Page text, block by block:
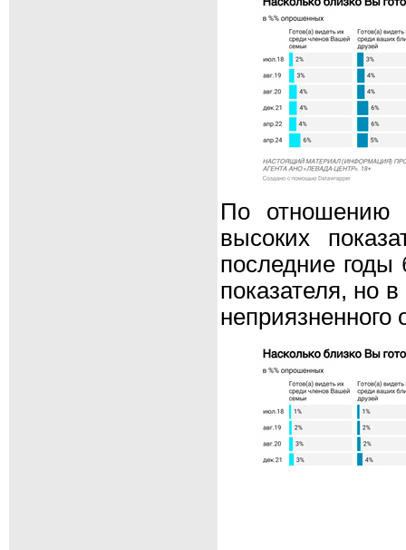
По отношению
высоких
последние годы
показателя, но
неприязненного